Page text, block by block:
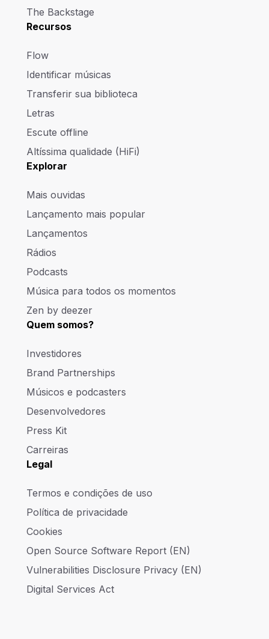
The Backstage
Recursos
Flow
Identificar músicas
Transferir sua biblioteca
Letras
Escute offline
Altíssima qualidade (HiFi)
Explorar
Mais ouvidas
Lançamento mais popular
Lançamentos
Rádios
Podcasts
Música para todos os momentos
Zen by deezer
Quem somos?
Investidores
Brand Partnerships
Músicos e podcasters
Desenvolvedores
Press Kit
Carreiras
Legal
Termos e condições de uso
Política de privacidade
Cookies
Open Source Software Report (EN)
Vulnerabilities Disclosure Privacy (EN)
Digital Services Act